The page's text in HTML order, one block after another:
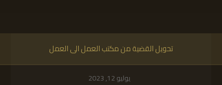
تحويل القضية من مكتب العمل الى العمل
يوليو 12, 2023